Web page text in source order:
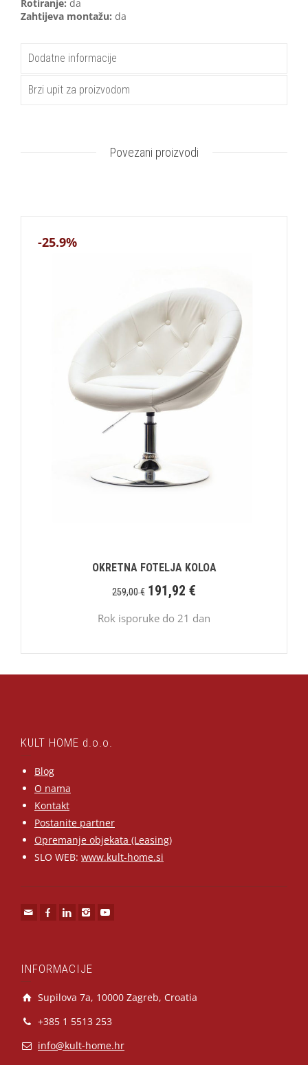
Rotiranje: da
Zahtijeva montažu: da
Dodatne informacije
Brzi upit za proizvodom
Povezani proizvodi
-25.9%
OKRETNA FOTELJA KOLOA
259,00€ 191,92 €
Rok isporuke do 21 dan
KULT HOME d.o.o.
Blog
O nama
Kontakt
Postanite partner
Opremanje objekata (Leasing)
SLO WEB: www.kult-home.si
INFORMACIJE
Supilova 7a, 10000 Zagreb, Croatia
+385 1 5513 253
info@kult-home.hr